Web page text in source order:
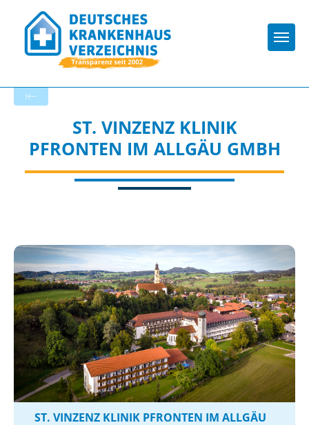
ST. VINZENZ KLINIK
PFRONTEN IM ALLGÄU GMBH
ST. VINZENZ KLINIK PFRONTEN IM ALLGÄU